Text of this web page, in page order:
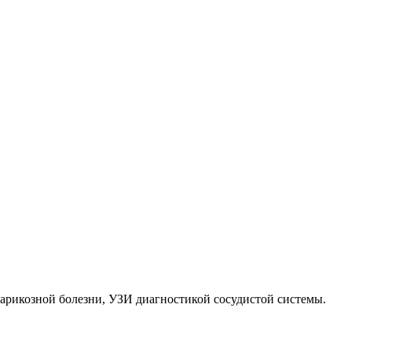
болезни, УЗИ диагностикой сосудистой системы.